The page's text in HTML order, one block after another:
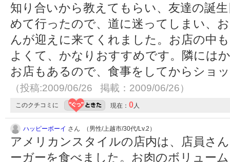
知り合いから教えてもらい、友達の誕
めて行ったので、道に迷ってしまい、
んが迎えに来てくれました。お店の中
よくて、かなりおすすめです。隣には
お店もあるので、食事をしてからショ
（投稿:2009/06/26 掲載：2009/06/26）
このクチコミに 現在： 0 人
ハッピーボーイ さん （男性/上越市/30代/Lv.2）
アメリカンスタイルの店内は、店員さ
ーガーを食べました。お肉のボリュー